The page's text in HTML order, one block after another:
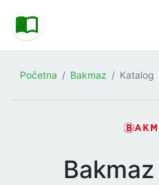
Početna Bakmaz Katalog